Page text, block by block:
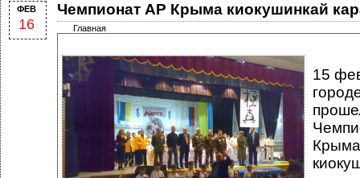
ФЕВ
16
Чемпионат АР Крыма киокушинкай
Главная
15